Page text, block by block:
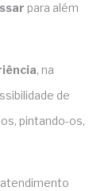
para além
, na
de
pintando-os,